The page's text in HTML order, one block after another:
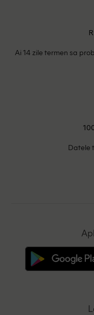
Ai 14 zile termen sa
Datele